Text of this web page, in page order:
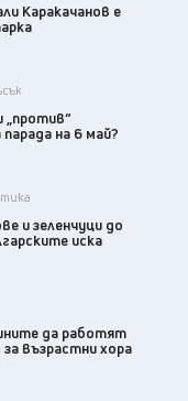
Каракачанов е
„против“
на 6 май?
и зеленчуци до
иска
да работят
възрастни хора